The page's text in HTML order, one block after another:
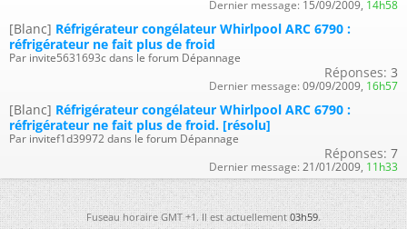
Dernier message: 15/09/2009, 14h58
[Blanc] Réfrigérateur congélateur Whirlpool ARC 6790 :
réfrigérateur ne fait plus de froid
Par invite5631693c dans le forum Dépannage
Réponses: 3
Dernier message: 09/09/2009, 16h57
[Blanc] Réfrigérateur congélateur Whirlpool ARC 6790 :
réfrigérateur ne fait plus de froid. [résolu]
Par invitef1d39972 dans le forum Dépannage
Réponses: 7
Dernier message: 21/01/2009, 11h33
Fuseau horaire GMT +1. Il est actuellement03h59.